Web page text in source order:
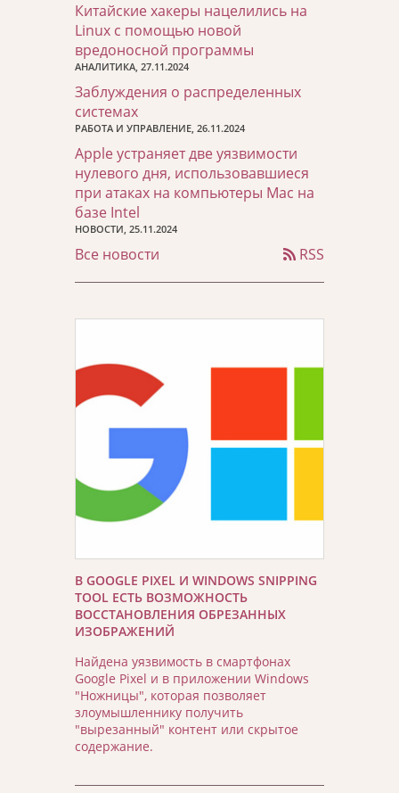
Китайские хакеры нацелились на
Linux с помощью новой
вредоносной программы
АНАЛИТИКА, 27.11.2024
Заблуждения о распределенных
системах
РАБОТА И УПРАВЛЕНИЕ, 26.11.2024
Apple устраняет две уязвимости
нулевого дня, использовавшиеся
при атаках на компьютеры Mac на
базе Intel
НОВОСТИ, 25.11.2024
Все новости RSS
В GOOGLE PIXEL И WINDOWS SNIPPING
TOOL ЕСТЬ ВОЗМОЖНОСТЬ
ВОССТАНОВЛЕНИЯ ОБРЕЗАННЫХ
ИЗОБРАЖЕНИЙ
Найдена уязвимость в смартфонах
Google Pixel и в приложении Windows
"Ножницы", которая позволяет
злоумышленнику получить
"вырезанный" контент или скрытое
содержание.